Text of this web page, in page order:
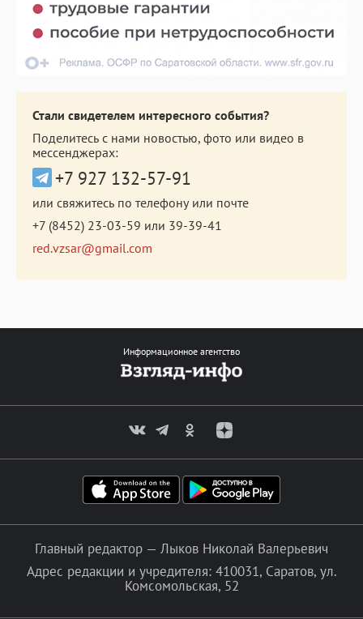
Стали свидетелем интересного события?
Поделитесь с нами новостью, фото или видео в
мессенджерах:
+7 927 132-57-91
или свяжитесь по телефону или почте
+7 (8452) 23-03-59 или 39-39-41
red.vzsar@gmail.com
Информационное агентство
Главный редактор — Лыков Николай Валерьевич
Адрес редакции и учредителя: 410031, Саратов, ул.
Комсомольская, 52